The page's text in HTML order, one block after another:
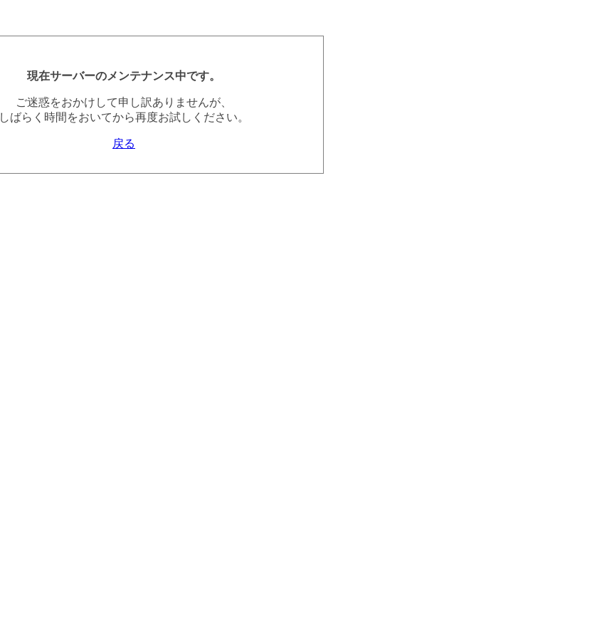
現在サーバーのメンテナンス中です。
ご迷惑をおかけして申し訳ありませんが、
しばらく時間をおいてから再度お試しください。
戻る